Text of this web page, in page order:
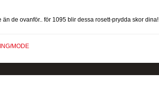
de ovanför.. för 1095 blir dessa rosett-prydda skor dina!
MODE